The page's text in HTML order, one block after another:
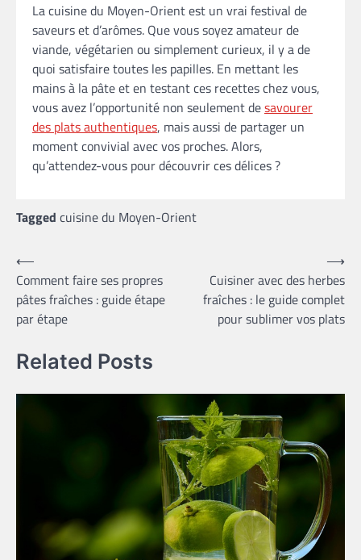
La cuisine du Moyen-Orient est un vrai festival de
saveurs et d’arômes. Que vous soyez amateur de
viande, végétarien ou simplement curieux, il y a de
quoi satisfaire toutes les papilles. En mettant les
mains à la pâte et en testant ces recettes chez vous,
vous avez l’opportunité non seulement desavourer
des plats authentiques, mais aussi de partager un
moment convivial avec vos proches. Alors,
qu’attendez-vous pour découvrir ces délices ?
Tagged cuisine du Moyen-Orient
Navigation
de
l’article
⟵
Comment faire ses propres
pâtes fraîches : guide étape
par étape
Cuisiner avec des herbes
fraîches : le guide complet
pour sublimer vos plats
⟶
Related Posts